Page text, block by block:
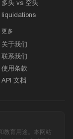
多头 vs 空头
liquidations
更多
关于我们
联系我们
使用条款
API 文档
教育用途。本网站